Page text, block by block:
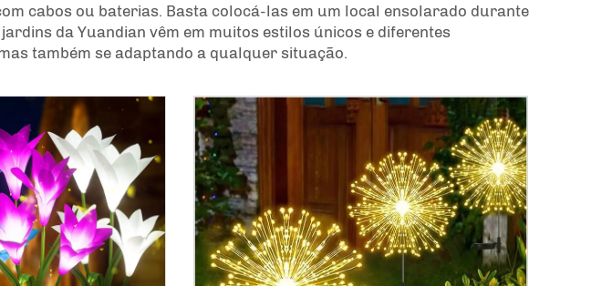
cabos ou baterias. Basta colocá-las em um local ensolarado durante
da Yuandian vêm em muitos estilos únicos e diferentes
também se adaptando a qualquer situação.